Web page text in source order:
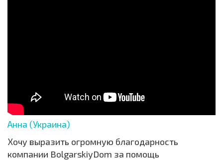
Анна (Украина)
Хочу выразить огромную благодарность
компании BolgarskiyDom за помощь